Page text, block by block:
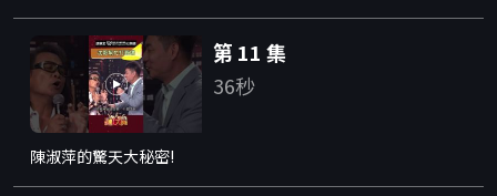
第 11 集
36秒
陳淑萍的驚天大秘密!